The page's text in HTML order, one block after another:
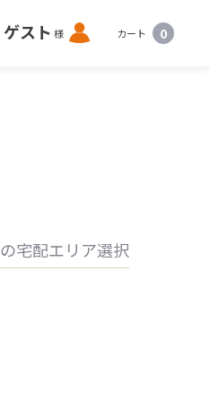
ゲスト 様 ロ
グ
カート 0
の宅配エリア選択